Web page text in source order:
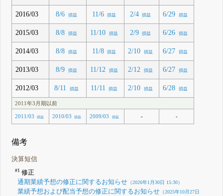
2016/03 8/6 損益 11/6 損益 2/4 損益 6/29 損益
2015/03 8/8 損益 11/10 損益 2/9 損益 6/26 損益
2014/03 8/8 損益 11/8 損益 2/10 損益 6/27 損益
2013/03 8/9 損益 11/12 損益 2/12 損益 6/27 損益
2012/03 8/11 損益 11/11 損益 2/10 損益 6/28 損益
2011年3月期以前
2011/03 損益 2010/03 損益 2009/03 損益 - -
備考
決算短信
#1修正
通期業績予想の修正に関するお知らせ（2026年1月30日 15:30）
業績予想および配当予想の修正に関するお知らせ（2025年10月27日